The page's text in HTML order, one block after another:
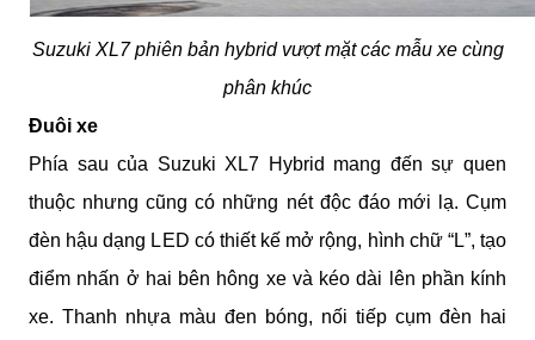
Suzuki XL7 phiên bản hybrid vượt mặt các mẫu xe cùng
phân khúc
Đuôi xe
Phía sau của Suzuki XL7 Hybrid mang đến sự quen
thuộc nhưng cũng có những nét độc đáo mới lạ. Cụm
đèn hậu dạng LED có thiết kế mở rộng, hình chữ “L”, tạo
điểm nhấn ở hai bên hông xe và kéo dài lên phần kính
xe. Thanh nhựa màu đen bóng, nối tiếp cụm đèn hai